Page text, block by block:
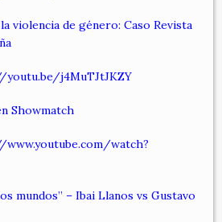
violencia de género: Caso Revista
j4MuTJtJKZY
Showmatch
watch?
mundos” – Ibai Llanos vs Gustavo